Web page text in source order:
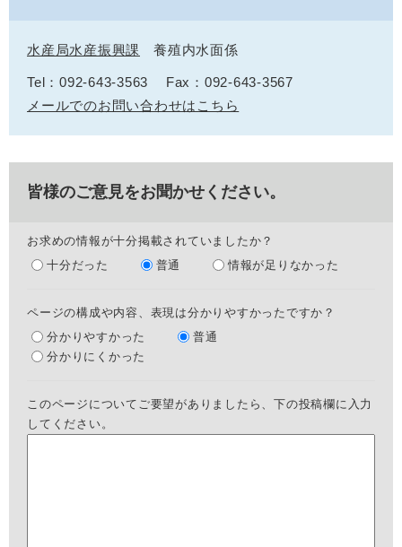
水産局水産振興課 養殖内水面係
Tel：092-643-3563
Fax：092-643-3567
メールでのお問い合わせはこちら
皆様のご意見をお聞かせください。
お求めの情報が十分掲載されていましたか？
十分だった
普通 情報が足りなかった
ページの構成や内容、表現は分かりやすかったですか？
分かりやすかった
普通
分かりにくかった
このページについてご要望がありましたら、下の投稿欄に入力
してください。